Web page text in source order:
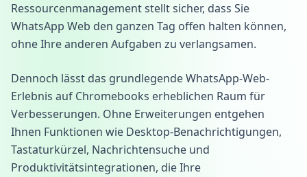
Ressourcenmanagement stellt sicher, dass Sie
WhatsApp Web den ganzen Tag offen halten können,
ohne Ihre anderen Aufgaben zu verlangsamen.
Dennoch lässt das grundlegende WhatsApp-Web-
Erlebnis auf Chromebooks erheblichen Raum für
Verbesserungen. Ohne Erweiterungen entgehen
Ihnen Funktionen wie Desktop-Benachrichtigungen,
Tastaturkürzel, Nachrichtensuche und
Produktivitätsintegrationen, die Ihre